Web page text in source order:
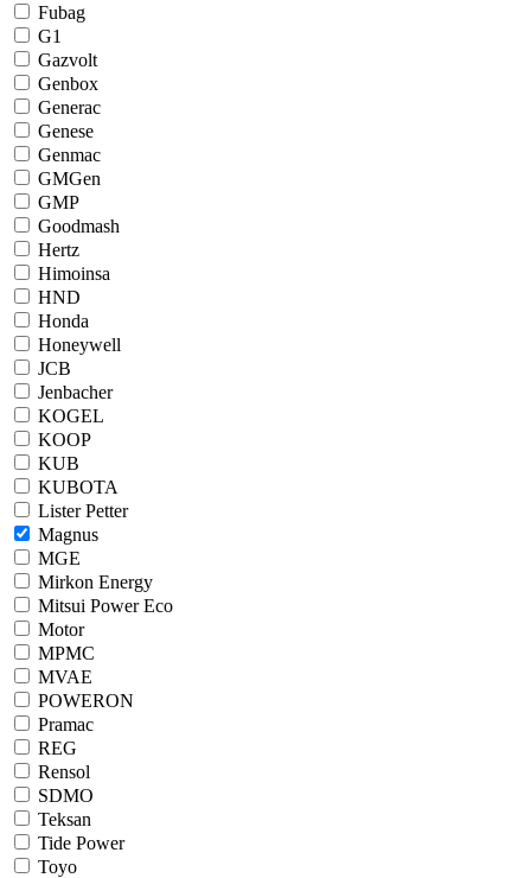
Fubag
G1
Gazvolt
Genbox
Generac
Genese
Genmac
GMGen
GMP
Goodmash
Hertz
Himoinsa
HND
Honda
Honeywell
JCB
Jenbacher
KOGEL
KOOP
KUB
KUBOTA
Lister Petter
Magnus
MGE
Mirkon Energy
Mitsui Power Eco
Motor
MPMC
MVAE
POWERON
Pramac
REG
Rensol
SDMO
Teksan
Tide Power
Toyo